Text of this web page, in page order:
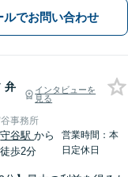
れた借金・不動産に困
？
ルでお問い合わせ
弁
インタビューを
見る
事務所
守谷駅から
徒歩2分
営業時間：本
日定休日